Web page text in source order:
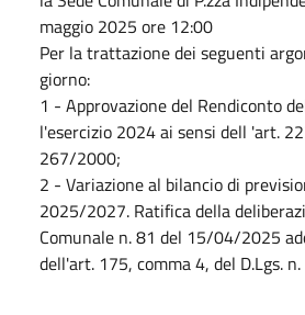
maggio 2025 ore 12:00
Per la trattazione dei seguenti
giorno:
1 - Approvazione del Rendiconto
l'esercizio 2024 ai sensi dell 'art.
267/2000;
2 - Variazione al bilancio di
2025/2027. Ratifica della
Comunale n. 81 del 15/04/2025
dell'art. 175, comma 4, del D.Lgs.